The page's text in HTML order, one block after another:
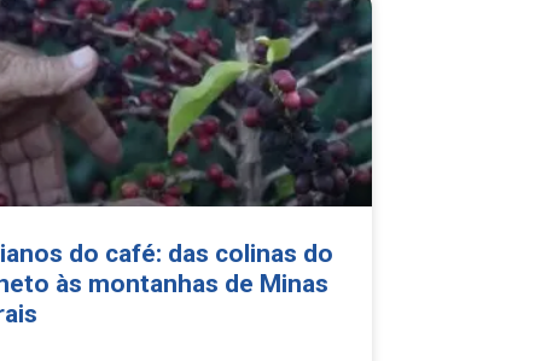
do café: das colinas do
às montanhas de Minas